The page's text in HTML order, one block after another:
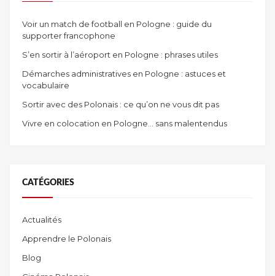
Voir un match de football en Pologne : guide du
supporter francophone
S’en sortir à l’aéroport en Pologne : phrases utiles
Démarches administratives en Pologne : astuces et
vocabulaire
Sortir avec des Polonais : ce qu’on ne vous dit pas
Vivre en colocation en Pologne… sans malentendus
CATÉGORIES
Actualités
Apprendre le Polonais
Blog